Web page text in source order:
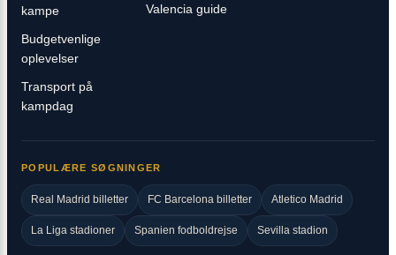
kampe
Budgetvenlige
oplevelser
Transport på
kampdag
Valencia guide
POPULÆRE SØGNINGER
Real Madrid billetter FC Barcelona billetter Atletico Madrid
La Liga stadioner Spanien fodboldrejse Sevilla stadion